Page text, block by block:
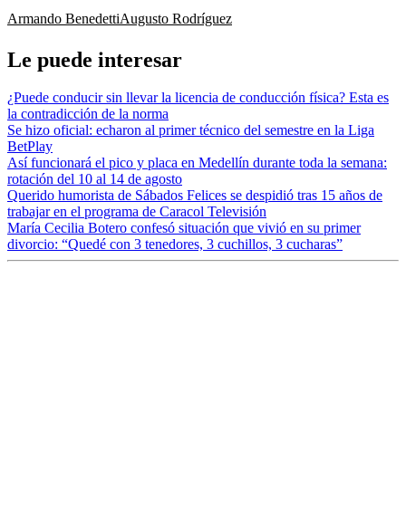
Armando BenedettiAugusto Rodríguez
Le puede interesar
¿Puede conducir sin llevar la licencia de conducción física? Esta es
la contradicción de la norma
Se hizo oficial: echaron al primer técnico del semestre en la Liga
BetPlay
Así funcionará el pico y placa en Medellín durante toda la semana:
rotación del 10 al 14 de agosto
Querido humorista de Sábados Felices se despidió tras 15 años de
trabajar en el programa de Caracol Televisión
María Cecilia Botero confesó situación que vivió en su primer
divorcio: “Quedé con 3 tenedores, 3 cuchillos, 3 cucharas”